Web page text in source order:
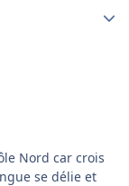
Nord car crois
se délie et